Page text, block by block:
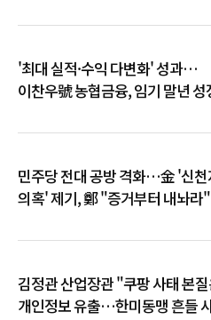
'최대 실적·수익 다변화' 성과…
이찬우號 농협금융, 임기 말년 성
민주당 전대 공방 격화…金 '신천
의혹' 제기, 鄭 "증거부터 내놔라"
김정관 산업장관 "쿠팡 사태 본
개인정보 유출…한미동맹 흔들